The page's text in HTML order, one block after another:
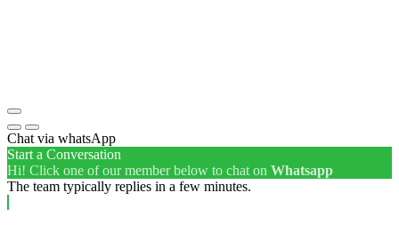
Chat via whatsApp
Start a Conversation
Hi! Click one of our member below to chat on Whatsapp
The team typically replies in a few minutes.